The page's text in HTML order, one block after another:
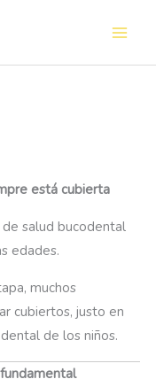
está cubierta
salud bucodental
edades.
muchos
cubiertos, justo en
de los niños.